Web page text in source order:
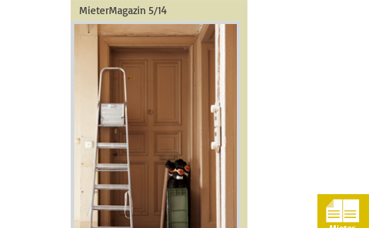
MieterMagazin 5/14